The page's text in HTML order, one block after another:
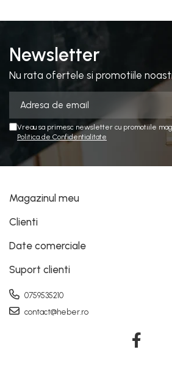
Newsletter
Nu rata ofertele si promotiile
Vreau sa primesc newsletter cu promotiile
Politica de Confidentialitate
Magazinul meu
Clienti
Date comerciale
Suport clienti
0759535210
contact@heber.ro